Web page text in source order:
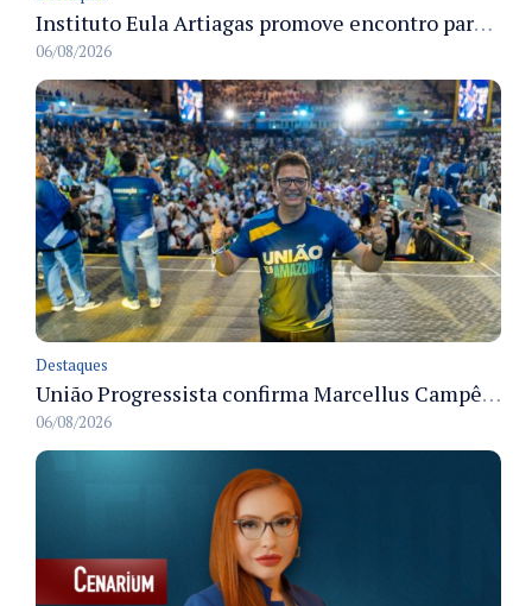
Instituto Eula Artiagas promove encontro para discutir melhorias para o bairro Petrópolis
06/08/2026
Destaques
União Progressista confirma Marcellus Campêlo como candidato a deputado estadual
06/08/2026